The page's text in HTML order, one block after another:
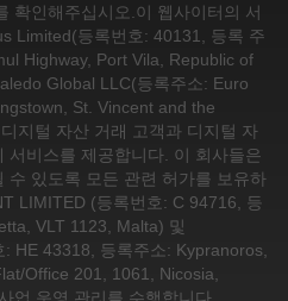
확인해주십시오.이 웹사이터의 서
Limited(등록번호: 40131, 등록 주
Highway, Port Vila, Republic of
Global LLC(등록주소: Euro
St. Vincent and the
지털 자산 거래 고객과 디지털 자
서비스를 제공합니다. 이 회사들은
수 있도록 모든 관련 허가를 보유하
LIMITED (등록번호: C 94716, 등
VLT 1123, Malta) 및
HE 43318, 등록주소: Kypranoros,
Office 201, 1061, Nicosia,